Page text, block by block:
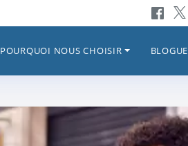
POURQUOI NOUS CHOISIR BLOGUE